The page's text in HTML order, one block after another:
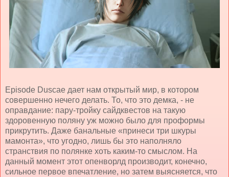
Episode Duscae дает нам открытый мир, в котором
совершенно нечего делать. То, что это демка, - не
оправдание: пару-тройку сайдквестов на такую
здоровенную поляну уж можно было для проформы
прикрутить. Даже банальные «принеси три шкуры
мамонта», что угодно, лишь бы это наполняло
странствия по полянке хоть каким-то смыслом. На
данный момент этот опенворлд производит, конечно,
сильное первое впечатление, но затем выясняется, что